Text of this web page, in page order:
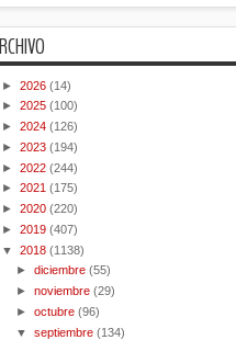
► 2026 (14)
► 2025 (100)
► 2024 (126)
► 2023 (194)
► 2022 (244)
► 2021 (175)
► 2020 (220)
► 2019 (407)
▼ 2018 (1138)
►diciembre (55)
►noviembre (29)
►octubre (96)
▼septiembre (134)